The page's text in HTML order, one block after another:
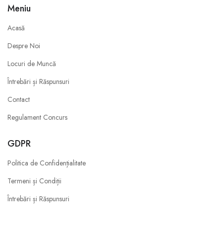
Meniu
Acasă
Despre Noi
Locuri de Muncă
Întrebări și Răspunsuri
Contact
Regulament Concurs
GDPR
Politica de Confidențialitate
Termeni și Condiții
Întrebări și Răspunsuri